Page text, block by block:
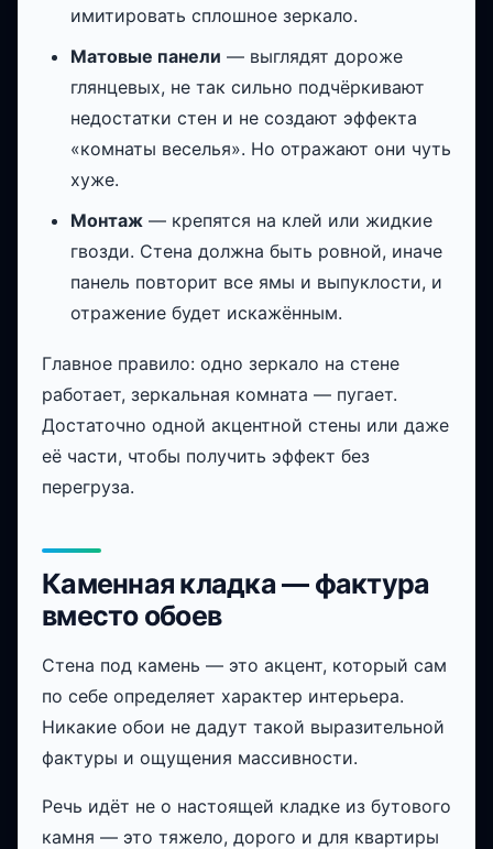
имитировать сплошное зеркало.
Матовые панели — выглядят дороже
глянцевых, не так сильно подчёркивают
недостатки стен и не создают эффекта
«комнаты веселья». Но отражают они чуть
хуже.
Монтаж — крепятся на клей или жидкие
гвозди. Стена должна быть ровной, иначе
панель повторит все ямы и выпуклости, и
отражение будет искажённым.
Главное правило: одно зеркало на стене
работает, зеркальная комната — пугает.
Достаточно одной акцентной стены или даже
её части, чтобы получить эффект без
перегруза.
Каменная кладка — фактура
вместо обоев
Стена под камень — это акцент, который сам
по себе определяет характер интерьера.
Никакие обои не дадут такой выразительной
фактуры и ощущения массивности.
Речь идёт не о настоящей кладке из бутового
камня — это тяжело, дорого и для квартиры